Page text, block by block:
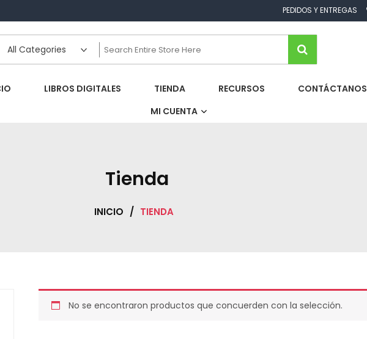
PEDIDOS Y ENTREGAS
LIBROS DIGITALES TIENDA RECURSOS
CONTÁCTANOS
MI CUENTA
Tienda
INICIO / TIENDA
No se encontraron productos que concuerden con la selección.